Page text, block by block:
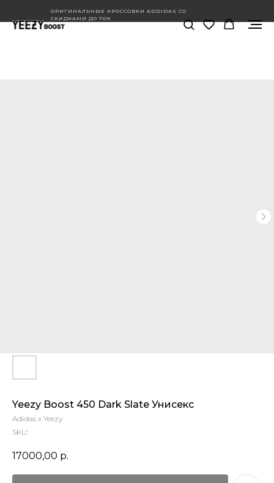
ОРИГИНАЛЬНЫЕ КРОССОВКИ ADDIDAS СО
СКИДКАМИ ДО 70%
Yeezy Boost 450 Dark Slate Унисекс
Adidas x Yeezy
SKU:
17000,00 р.